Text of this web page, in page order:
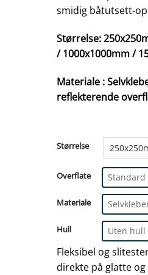
smidig båtutsett-
Størrelse:
/ 1000x1000mm /
Materiale :
reflekterende
Størrelse
Overflate Standard
Materiale
Hull Uten hull
Fleksibel og
direkte på glatte